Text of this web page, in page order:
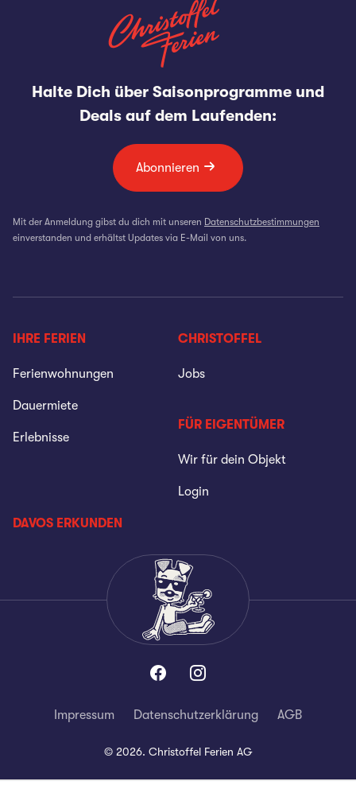
Halte Dich über Saisonprogramme und
Deals auf dem Laufenden:
Abonnieren
Mit der Anmeldung gibst du dich mit unseren Datenschutzbestimmungen
einverstanden und erhältst Updates via E-Mail von uns.
IHRE FERIEN
Ferienwohnungen
Dauermiete
Erlebnisse
CHRISTOFFEL
Jobs
FÜR EIGENTÜMER
Wir für dein Objekt
Login
DAVOS ERKUNDEN
Impressum Datenschutzerklärung AGB
© 2026. Christoffel Ferien AG